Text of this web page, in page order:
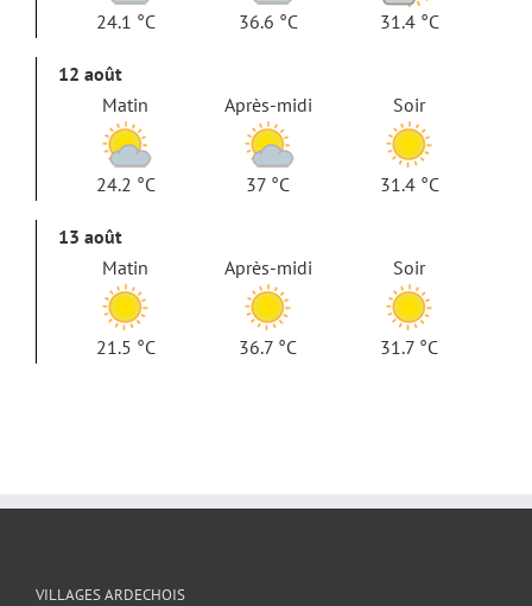
24.1 °C 36.6 °C 31.4 °C
12 août
Matin
24.2 °C
Après-midi
37 °C
Soir
31.4 °C
13 août
Matin
21.5 °C
Après-midi
36.7 °C
Soir
31.7 °C
VILLAGES ARDECHOIS